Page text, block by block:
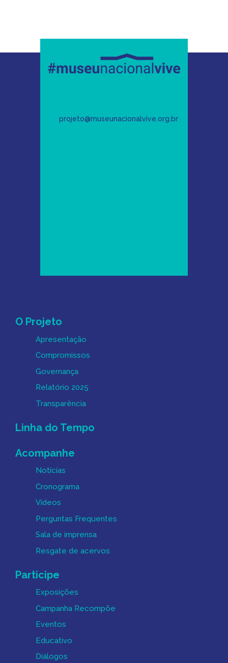
projeto@museunacionalvive.org.br
Mapa do Site
O Projeto
Apresentação
Compromissos
Governança
Relatório 2025
Transparência
Linha do Tempo
Acompanhe
Notícias
Cronograma
Vídeos
Perguntas Frequentes
Sala de imprensa
Resgate de acervos
Participe
Exposições
Campanha Recompõe
Eventos
Educativo
Diálogos